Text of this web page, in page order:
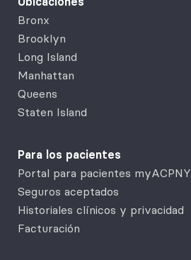
Bronx
Brooklyn
Long Island
Manhattan
Queens
Staten Island
Para los pacientes
Portal para pacientes myACPNY
Seguros aceptados
Historiales clínicos y privacidad
Facturación